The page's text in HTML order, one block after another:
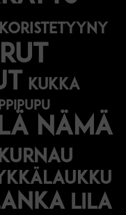
koristetyyny
kukka
nämä
lila